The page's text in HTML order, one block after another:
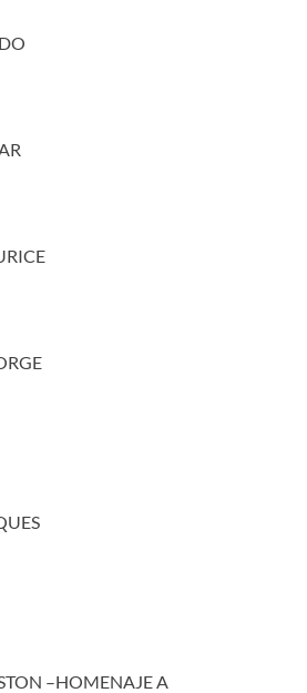
–HOMENAJE A